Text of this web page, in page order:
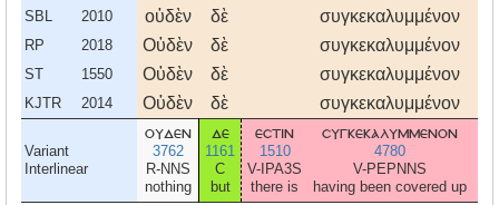
SBL 2010 οὐδὲν δὲ συγκεκαλυμμένον
RP 2018 Οὐδὲν δὲ συγκεκαλυμμένον
ST 1550 Οὐδὲν δὲ συγκεκαλυμμένον
KJTR 2014 Οὐδὲν δὲ συγκεκαλυμμένον
Variant
Interlinear
ουδεν
3762
R-NNS
nothing
δε
1161
C
but
εστιν
1510
V-IPA3S
there is
συγκεκαλυμμενον
4780
V-PEPNNS
having been covered up